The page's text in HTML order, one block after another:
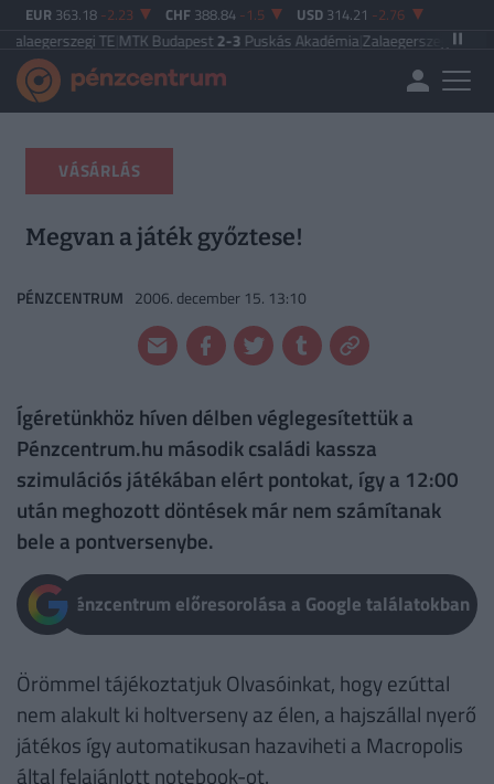
EUR 363.18 -2.23 CHF 388.84 -1.5 USD 314.21 -2.76
TE|MTK Budapest2-3Puskás Akadémia|Zalaegerszegi TE5-2Paksi FC
VÁSÁRLÁS
Megvan a játék győztese!
PÉNZCENTRUM 2006. december 15. 13:10
Ígéretünkhöz híven délben véglegesítettük a
Pénzcentrum.hu második családi kassza
szimulációs játékában elért pontokat, így a 12:00
után meghozott döntések már nem számítanak
bele a pontversenybe.
Pénzcentrum előresorolása a Google találatokban
Örömmel tájékoztatjuk Olvasóinkat, hogy ezúttal
nem alakult ki holtverseny az élen, a hajszállal nyerő
játékos így automatikusan hazaviheti a Macropolis
által felajánlott notebook-ot.